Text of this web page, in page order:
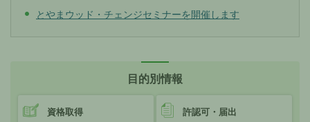
とやまウッド・チェンジセミナーを開催します
目的別情報
資格取得 許認可・届出